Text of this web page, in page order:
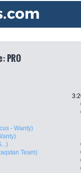
PRO
- Wanty)
Team)